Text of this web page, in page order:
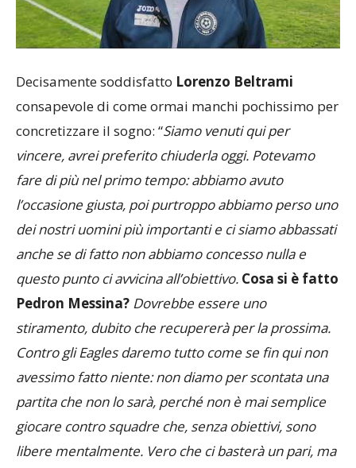
consapevole di come ormai manchi pochissimo per
concretizzare il sogno: “Siamo venuti qui per
vincere, avrei preferito chiuderla oggi. Potevamo
fare di più nel primo tempo: abbiamo avuto
l’occasione giusta, poi purtroppo abbiamo perso uno
dei nostri uomini più importanti e ci siamo abbassati
anche se di fatto non abbiamo concesso nulla e
questo punto ci avvicina all’obiettivo.Cosa si è fatto
Pedron Messina?Dovrebbe essere uno
stiramento, dubito che recupererà per la prossima.
Contro gli Eagles daremo tutto come se fin qui non
avessimo fatto niente: non diamo per scontata una
partita che non lo sarà, perché non è mai semplice
giocare contro squadre che, senza obiettivi, sono
libere mentalmente. Vero che ci basterà un pari, ma
guai ad abbassare la concentrazione. Mi aspetto